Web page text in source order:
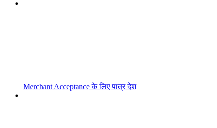
Merchant Acceptance के लिए पात्र देश